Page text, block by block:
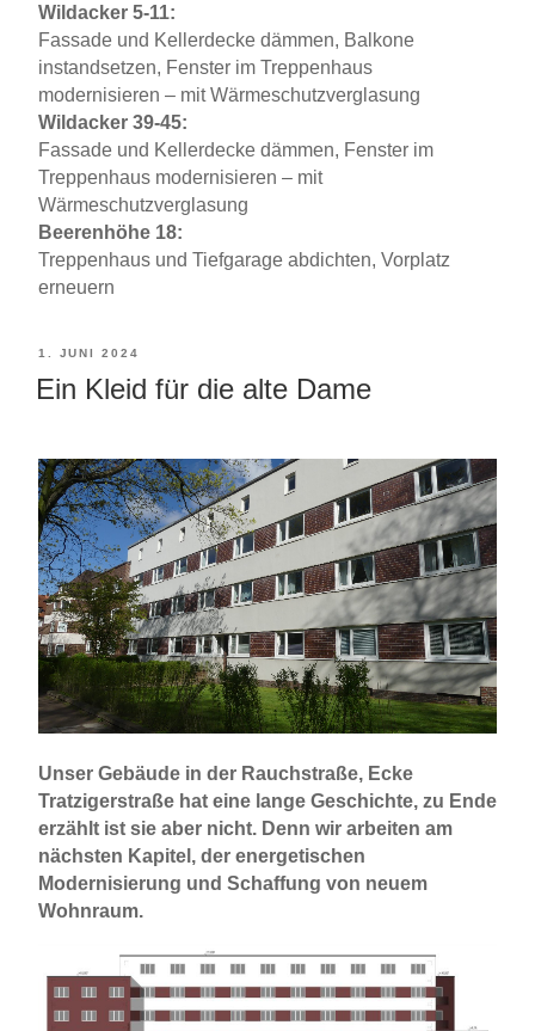
Wildacker 5-11:
Fassade und Kellerdecke dämmen, Balkone
instandsetzen, Fenster im Treppenhaus
modernisieren – mit Wärmeschutzverglasung
Wildacker 39-45:
Fassade und Kellerdecke dämmen, Fenster im
Treppenhaus modernisieren – mit
Wärmeschutzverglasung
Beerenhöhe 18:
Treppenhaus und Tiefgarage abdichten, Vorplatz
erneuern
VERÖFFENTLICHT
AM
1. JUNI 2024
Ein Kleid für die alte Dame
Unser Gebäude in der Rauchstraße, Ecke
Tratzigerstraße hat eine lange Geschichte, zu Ende
erzählt ist sie aber nicht. Denn wir arbeiten am
nächsten Kapitel, der energetischen
Modernisierung und Schaffung von neuem
Wohnraum.